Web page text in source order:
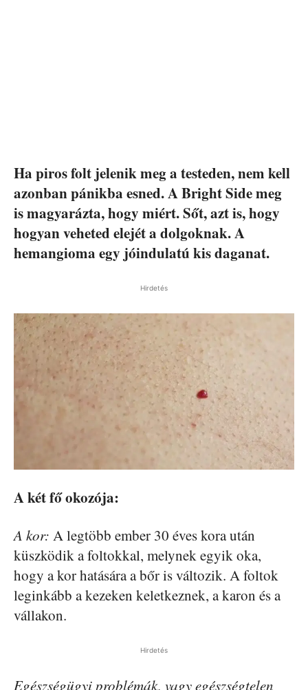
Ha piros folt jelenik meg a testeden, nem kell
azonban pánikba esned. A Bright Side meg
is magyarázta, hogy miért. Sőt, azt is, hogy
hogyan veheted elejét a dolgoknak. A
hemangioma egy jóindulatú kis daganat.
Hirdetés
A két fő okozója:
A kor: A legtöbb ember 30 éves kora után
küszködik a foltokkal, melynek egyik oka,
hogy a kor hatására a bőr is változik. A foltok
leginkább a kezeken keletkeznek, a karon és a
vállakon.
Hirdetés
Egészségügyi problémák, vagy egészségtelen